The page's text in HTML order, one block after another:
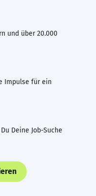
und über 20.000
Impulse für ein
Deine Job-Suche